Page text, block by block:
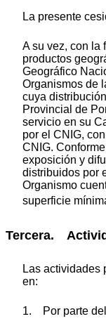
La presente
A su vez, con la
productos
Geográfico
Organismos de
cuya
Provincial de
servicio en su
por el CNIG,
CNIG.
exposición y
distribuidos por
Organismo
superficie
Tercera.
Las actividades
en:
1. Por parte